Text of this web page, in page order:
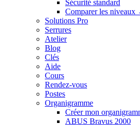
Sécurité standard
Comparer les niveaux
Solutions Pro
Serrures
Atelier
Blog
Clés
Aide
Cours
Rendez-vous
Postes
Organigramme
Créer mon
ABUS Bravus 2000